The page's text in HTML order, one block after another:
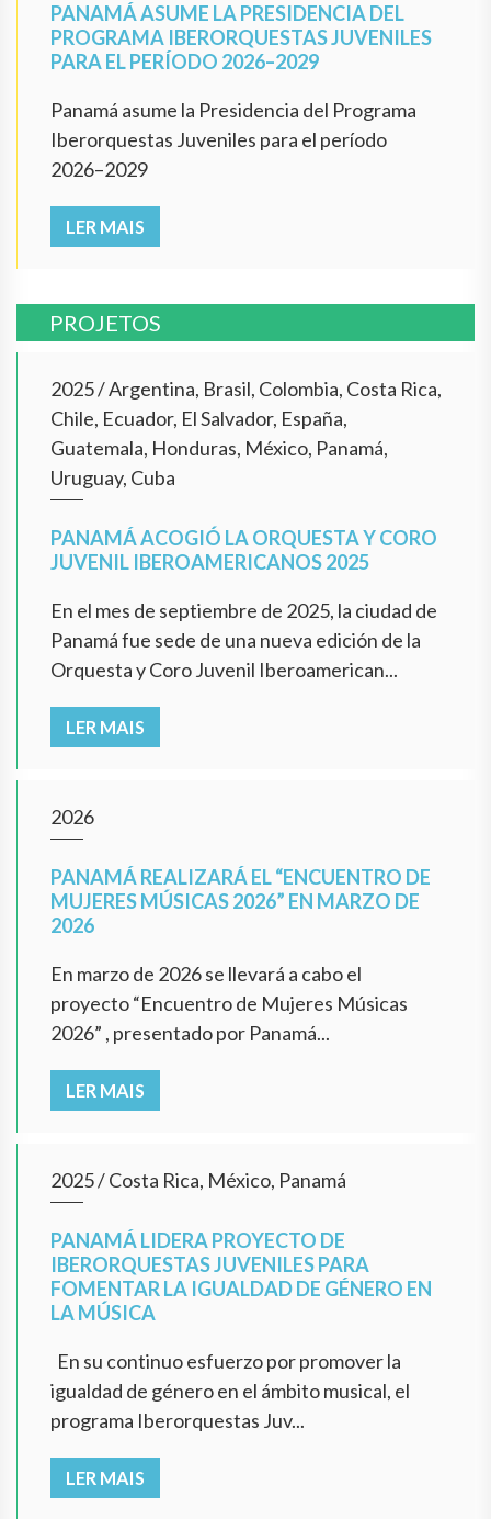
PANAMÁ ASUME LA PRESIDENCIA DEL
PROGRAMA IBERORQUESTAS JUVENILES
PARA EL PERÍODO 2026–2029
Panamá asume la Presidencia del Programa
Iberorquestas Juveniles para el período
2026–2029
LER MAIS
PROJETOS
2025/Argentina, Brasil, Colombia, Costa Rica,
Chile, Ecuador, El Salvador, España,
Guatemala, Honduras, México, Panamá,
Uruguay, Cuba
PANAMÁ ACOGIÓ LA ORQUESTA Y CORO
JUVENIL IBEROAMERICANOS 2025
En el mes de septiembre de 2025, la ciudad de
Panamá fue sede de una nueva edición de la
Orquesta y Coro Juvenil Iberoamerican...
LER MAIS
2026
PANAMÁ REALIZARÁ EL “ENCUENTRO DE
MUJERES MÚSICAS 2026” EN MARZO DE
2026
En marzo de 2026 se llevará a cabo el
proyecto “Encuentro de Mujeres Músicas
2026” , presentado por Panamá...
LER MAIS
2025/Costa Rica, México, Panamá
PANAMÁ LIDERA PROYECTO DE
IBERORQUESTAS JUVENILES PARA
FOMENTAR LA IGUALDAD DE GÉNERO EN
LA MÚSICA
En su continuo esfuerzo por promover la
igualdad de género en el ámbito musical, el
programa Iberorquestas Juv...
LER MAIS